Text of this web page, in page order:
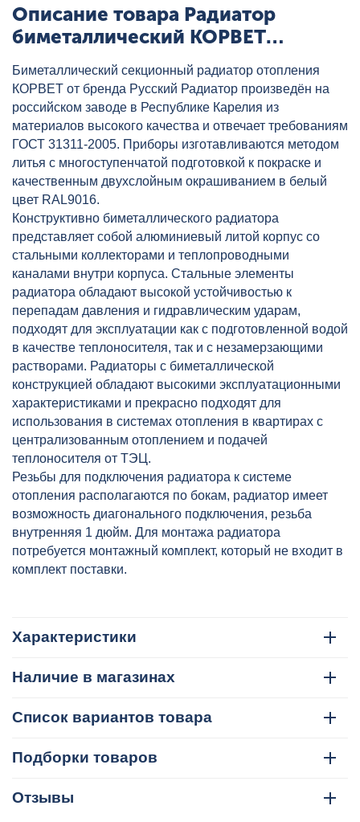
Описание товара Радиатор
биметаллический КОРВЕТ
Русский Радиатор 500/80 8 секц.,
артикул: RRC50080BM08
Биметаллический секционный радиатор отопления
КОРВЕТ от бренда Русский Радиатор произведён на
российском заводе в Республике Карелия из
материалов высокого качества и отвечает требованиям
ГОСТ 31311-2005. Приборы изготавливаются методом
литья с многоступенчатой подготовкой к покраске и
качественным двухслойным окрашиванием в белый
цвет RAL9016.
Конструктивно биметаллического радиатора
представляет собой алюминиевый литой корпус со
стальными коллекторами и теплопроводными
каналами внутри корпуса. Стальные элементы
радиатора обладают высокой устойчивостью к
перепадам давления и гидравлическим ударам,
подходят для эксплуатации как с подготовленной водой
в качестве теплоносителя, так и c незамерзающими
растворами. Радиаторы с биметаллической
конструкцией обладают высокими эксплуатационными
характеристиками и прекрасно подходят для
использования в системах отопления в квартирах с
централизованным отоплением и подачей
теплоносителя от ТЭЦ.
Резьбы для подключения радиатора к системе
отопления располагаются по бокам, радиатор имеет
возможность диагонального подключения, резьба
внутренняя 1 дюйм. Для монтажа радиатора
потребуется монтажный комплект, который не входит в
комплект поставки.
Характеристики
Наличие в магазинах
Список вариантов товара
Подборки товаров
Отзывы